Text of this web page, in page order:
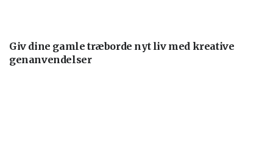
Giv dine gamle træborde nyt liv med kreative
genanvendelser